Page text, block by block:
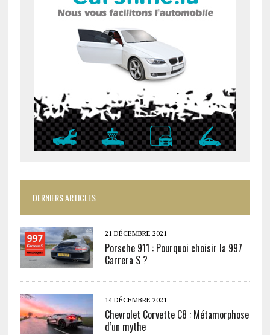
DERNIERS ARTICLES
21 DÉCEMBRE 2021
Porsche 911 : Pourquoi choisir la 997
Carrera S ?
14 DÉCEMBRE 2021
Chevrolet Corvette C8 : Métamorphose
d’un mythe